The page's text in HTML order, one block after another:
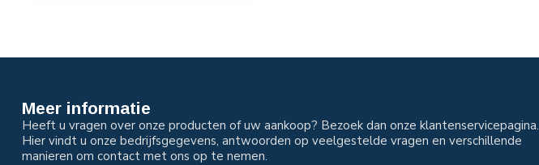
Meer informatie
Heeft u vragen over onze producten of uw aankoop? Bezoek dan onze klantenservicepagina.
Hier vindt u onze bedrijfsgegevens, antwoorden op veelgestelde vragen en verschillende
manieren om contact met ons op te nemen.